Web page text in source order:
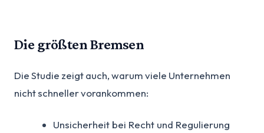
Die größten Bremsen
Die Studie zeigt auch, warum viele Unternehmen
nicht schneller vorankommen:
Unsicherheit bei Recht und Regulierung